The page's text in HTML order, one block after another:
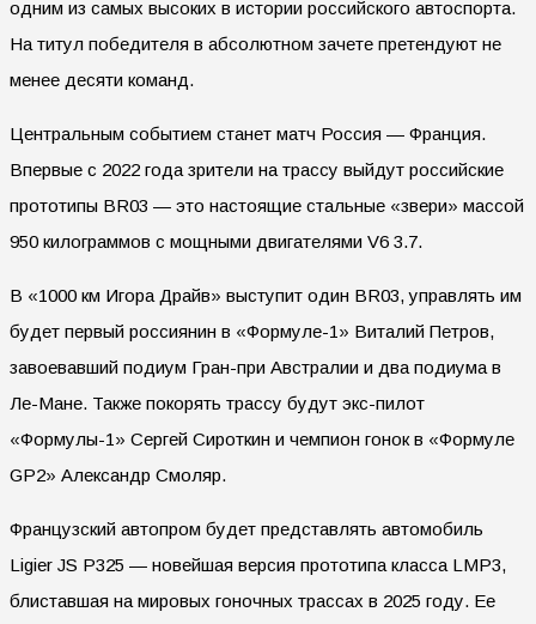
одним из самых высоких в истории российского автоспорта.
На титул победителя в абсолютном зачете претендуют не
менее десяти команд.
Центральным событием станет матч Россия — Франция.
Впервые с 2022 года зрители на трассу выйдут российские
прототипы BR03 — это настоящие стальные «звери» массой
950 килограммов с мощными двигателями V6 3.7.
В «1000 км Игора Драйв» выступит один BR03, управлять им
будет первый россиянин в «Формуле-1» Виталий Петров,
завоевавший подиум Гран-при Австралии и два подиума в
Ле-Мане. Также покорять трассу будут экс-пилот
«Формулы-1» Сергей Сироткин и чемпион гонок в «Формуле
GP2» Александр Смоляр.
Французский автопром будет представлять автомобиль
Ligier JS P325 — новейшая версия прототипа класса LMP3,
блиставшая на мировых гоночных трассах в 2025 году. Ее